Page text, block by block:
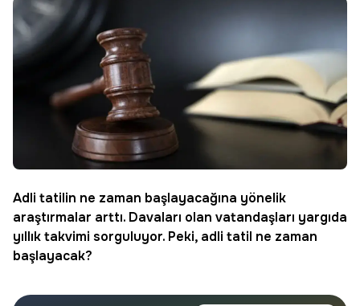
Adli tatilin ne zaman başlayacağına yönelik
araştırmalar arttı. Davaları olan vatandaşları yargıda
yıllık takvimi sorguluyor. Peki, adli tatil ne zaman
başlayacak?